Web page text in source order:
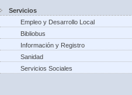
Servicios
Empleo y Desarrollo Local
Bibliobus
Información y Registro
Sanidad
Servicios Sociales